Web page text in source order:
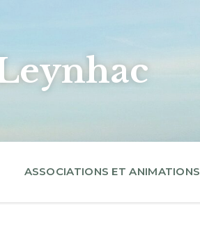
ASSOCIATIONS ET ANIMATIONS